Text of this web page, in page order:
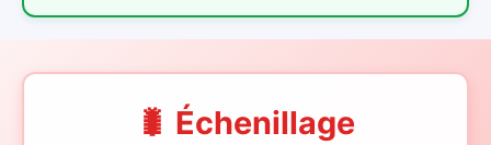
🐛 Échenillage